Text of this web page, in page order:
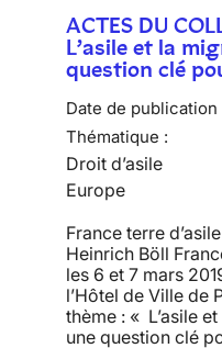
ACTES DU
L’asile et la
question clé
Date de publication
Thématique :
Droit d’asile
Europe
France terre
Heinrich Böll
les 6 et 7 mars
l’Hôtel de Ville de
thème : « L’asile
une question clé